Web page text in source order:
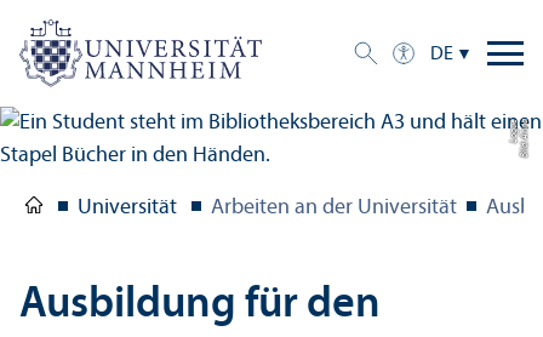
DE
Bil
d:
A
n
n
a
L
o
g
u
e
Universität Arbeiten an der Universität
Ausbildung für den